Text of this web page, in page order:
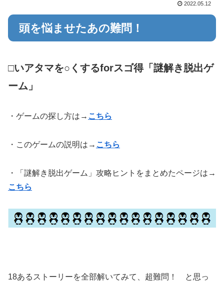
2022.05.12
頭を悩ませたあの難問！
□いアタマを○くするforスゴ得「謎解き脱出ゲ
ーム」
・ゲームの探し方は→ こちら
・このゲームの説明は→ こちら
・「謎解き脱出ゲーム」攻略ヒントをまとめたページは→
こちら
18あるストーリーを全部解いてみて、超難問！ と思っ